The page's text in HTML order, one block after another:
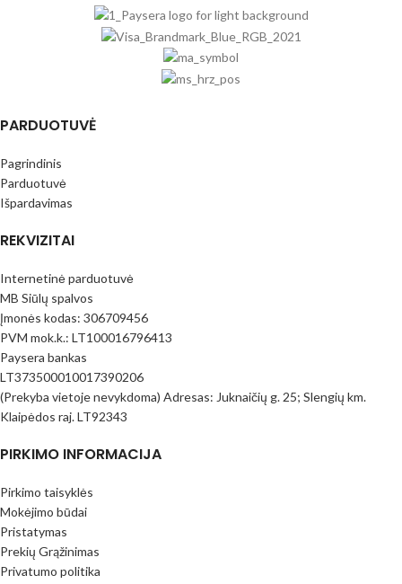
PARDUOTUVĖ
Pagrindinis
Parduotuvė
Išpardavimas
REKVIZITAI
Internetinė parduotuvė
MB Siūlų spalvos
Įmonės kodas: 306709456
PVM mok.k.: LT100016796413
Paysera bankas
LT373500010017390206
(Prekyba vietoje nevykdoma) Adresas: Juknaičių g. 25; Slengių km.
Klaipėdos raj. LT92343
PIRKIMO INFORMACIJA
Pirkimo taisyklės
Mokėjimo būdai
Pristatymas
Prekių Grąžinimas
Privatumo politika